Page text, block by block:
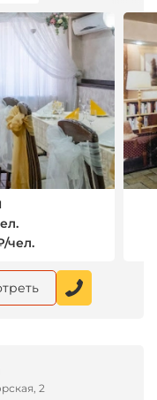
чел.
2